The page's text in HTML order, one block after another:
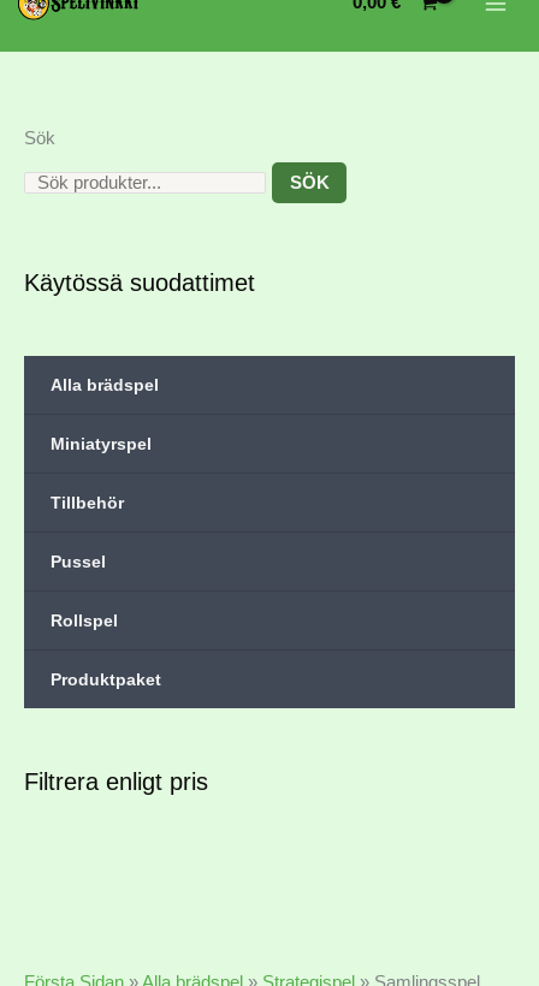
Sök
SÖK
Käytössä suodattimet
Alla brädspel
Miniatyrspel
Tillbehör
Pussel
Rollspel
Produktpaket
Filtrera enligt pris
Första Sidan » Alla brädspel » Strategispel » Samlingsspel